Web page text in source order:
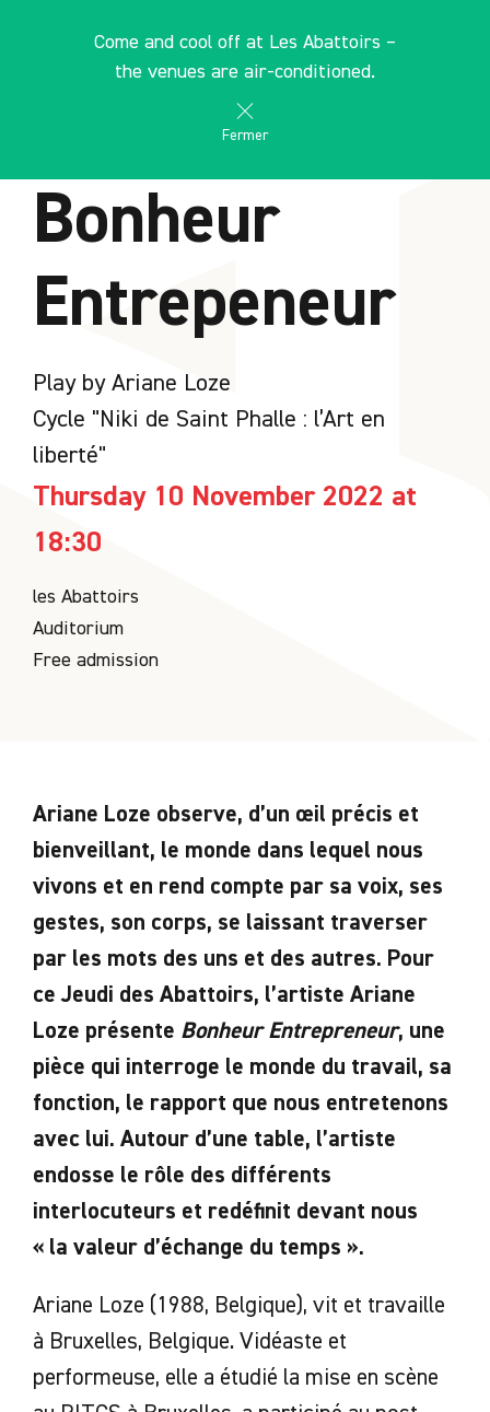
Come and cool off at Les Abattoirs –
the venues are air-conditioned.
Fermer
les Abattoirs Musée - Frac Occitanie Toulouse
EN
Bonheur
Entrepeneur
Play by Ariane Loze
Cycle "Niki de Saint Phalle : l’Art en
liberté"
Thursday 10 November 2022 at
18:30
les Abattoirs
Auditorium
Free admission
Ariane Loze observe, d’un œil précis et
bienveillant, le monde dans lequel nous
vivons et en rend compte par sa voix, ses
gestes, son corps, se laissant traverser
par les mots des uns et des autres. Pour
ce Jeudi des Abattoirs, l’artiste Ariane
Loze présente Bonheur Entrepreneur, une
pièce qui interroge le monde du travail, sa
fonction, le rapport que nous entretenons
avec lui. Autour d’une table, l’artiste
endosse le rôle des différents
interlocuteurs et redéfinit devant nous
« la valeur d’échange du temps ».
Ariane Loze (1988, Belgique), vit et travaille
à Bruxelles, Belgique. Vidéaste et
performeuse, elle a étudié la mise en scène